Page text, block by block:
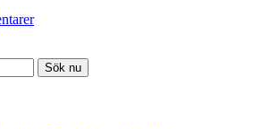
Sök nu